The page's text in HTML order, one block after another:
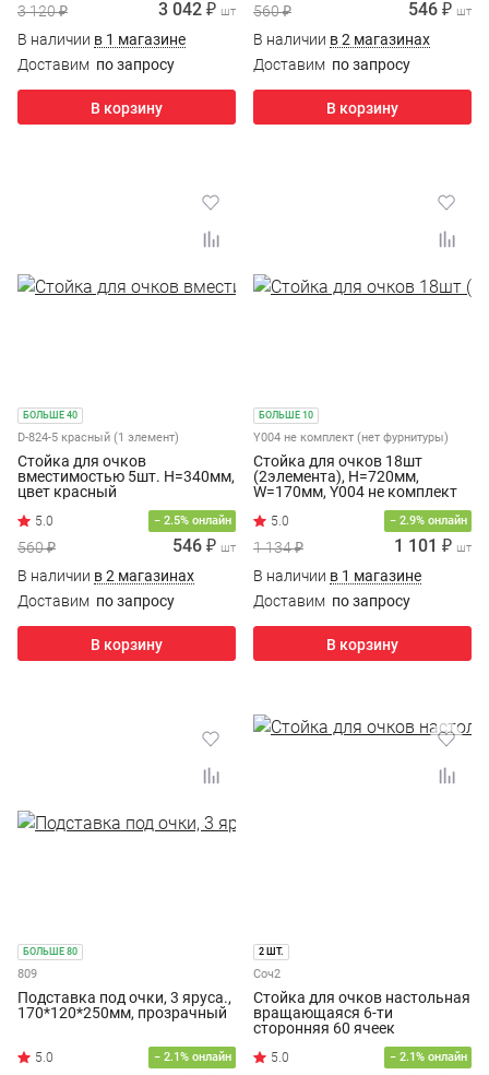
3 120 ₽ 3 042 ₽ шт
В наличии в 1 магазине
Доставим по запросу
В корзину
560 ₽ 546 ₽ шт
В наличии в 2 магазинах
Доставим по запросу
В корзину
БОЛЬШЕ 40
D-824-5 красный (1 элемент)
Стойка для очков
вместимостью 5шт. H=340мм,
цвет красный
− 2.5% онлайн
560 ₽ 546 ₽ шт
В наличии в 2 магазинах
Доставим по запросу
В корзину
БОЛЬШЕ 10
Y004 не комплект (нет фурнитуры)
Стойка для очков 18шт
(2элемента), H=720мм,
W=170мм, Y004 не комплект
− 2.9% онлайн
1 134 ₽ 1 101 ₽ шт
В наличии в 1 магазине
Доставим по запросу
В корзину
БОЛЬШЕ 80
809
Подставка под очки, 3 яруса.,
170*120*250мм, прозрачный
− 2.1% онлайн
2 ШТ.
Соч2
Стойка для очков настольная
вращающаяся 6-ти
сторонняя 60 ячеек
− 2.1% онлайн